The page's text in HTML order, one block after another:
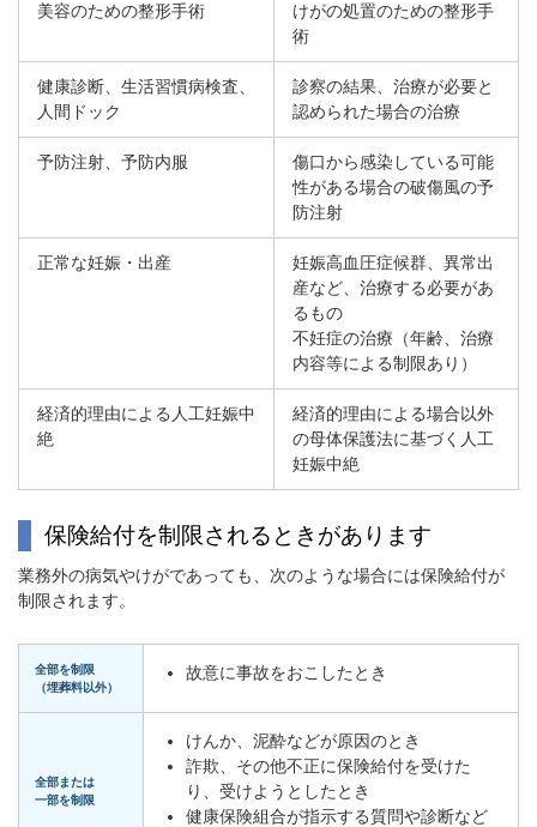
美容のための整形手術
けがの処置のための整形手
術
健康診断、生活習慣病検査、
人間ドック
診察の結果、治療が必要と
認められた場合の治療
予防注射、予防内服
傷口から感染している可能
性がある場合の破傷風の予
防注射
正常な妊娠・出産
妊娠高血圧症候群、異常出
産など、治療する必要があ
るもの
不妊症の治療（年齢、治療
内容等による制限あり）
経済的理由による人工妊娠中
絶
経済的理由による場合以外
の母体保護法に基づく人工
妊娠中絶
保険給付を制限されるときがあります
業務外の病気やけがであっても、次のような場合には保険給付が
制限されます。
全部を制限
（埋葬料以外）
故意に事故をおこしたとき
全部または
一部を制限
けんか、泥酔などが原因のとき
詐欺、その他不正に保険給付を受けた
り、受けようとしたとき
健康保険組合が指示する質問や診断など